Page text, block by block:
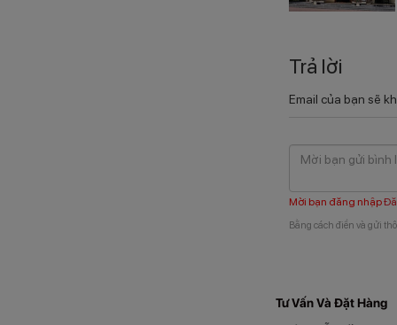
Trả lời
Email của bạn sẽ
Mời bạn đăng nhập
Bằng cách điền và gửi
Tư Vấn Và Đặt Hàng